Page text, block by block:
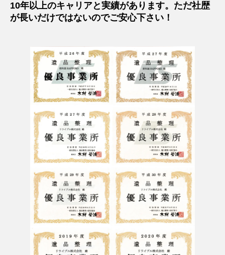
10年以上のキャリアと実績があります。ただ社歴
が長いだけではないのでご安心下さい！